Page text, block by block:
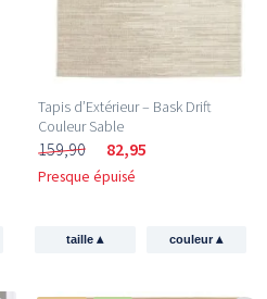
Tapis d’Extérieur – Bask Drift
Couleur Sable
159,90 82,95
Presque épuisé
taille▴ couleur▴